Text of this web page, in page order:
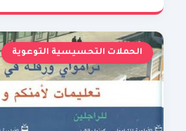
الحملات التحسيسية التوعوية